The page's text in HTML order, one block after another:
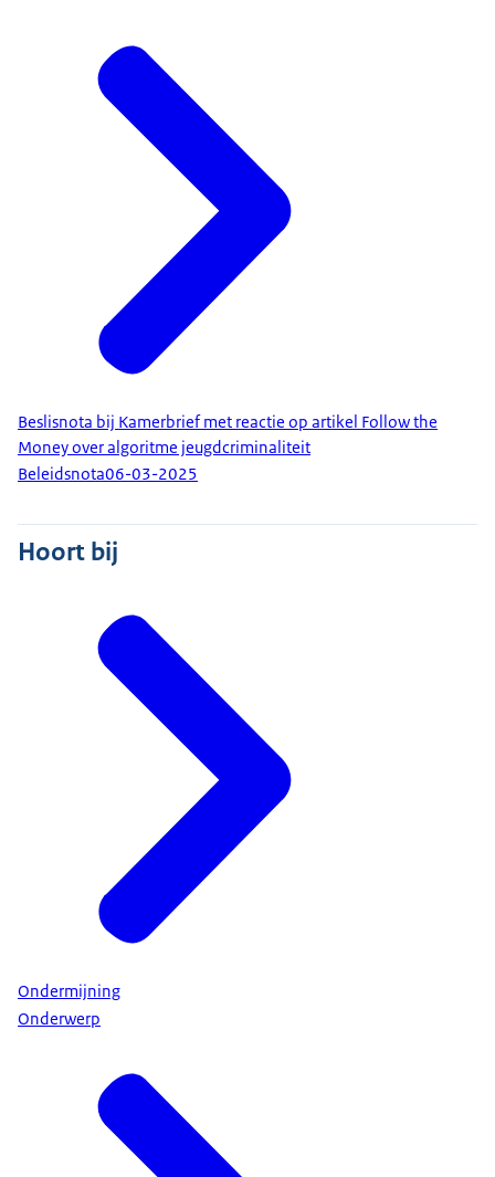
Beslisnota bij Kamerbrief met reactie op artikel Follow the
Money over algoritme jeugdcriminaliteit
Beleidsnota06-03-2025
Hoort bij
Ondermijning
Onderwerp